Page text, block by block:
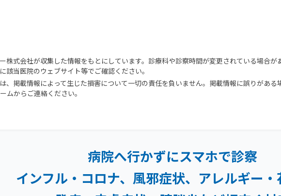
株式会社が収集した情報をもとにしています。診療科や診察時間が変更されている場合が
該当医院のウェブサイト等でご確認ください。
、掲載情報によって生じた損害について一切の責任を負いません。掲載情報に誤りがある
ムからご連絡ください。
病院へ行かずにスマホで診察
インフル・コロナ、風邪症状、 アレルギー